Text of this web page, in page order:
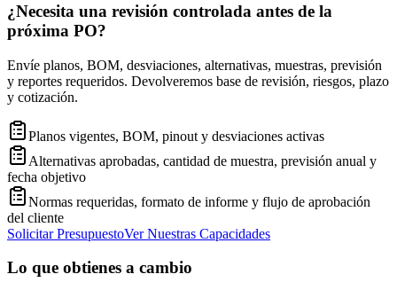
¿Necesita una revisión controlada antes de la
próxima PO?
Envíe planos, BOM, desviaciones, alternativas, muestras, previsión
y reportes requeridos. Devolveremos base de revisión, riesgos, plazo
y cotización.
Planos vigentes, BOM, pinout y desviaciones activas
Alternativas aprobadas, cantidad de muestra, previsión anual y
fecha objetivo
Normas requeridas, formato de informe y flujo de aprobación
del cliente
Solicitar PresupuestoVer Nuestras Capacidades
Lo que obtienes a cambio